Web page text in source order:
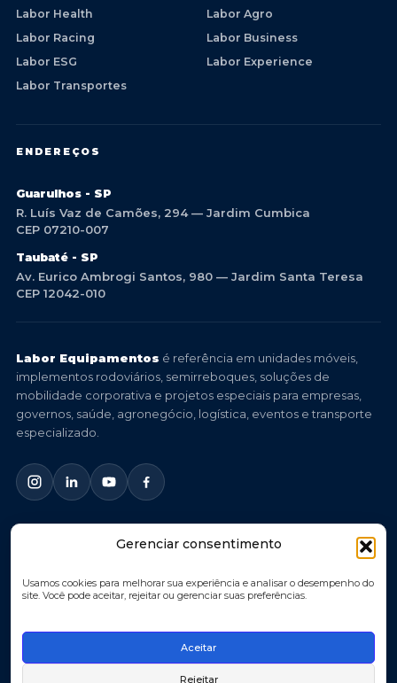
Gerenciar consentimento
Usamos cookies para melhorar sua experiência e analisar o desempenho do
site. Você pode aceitar, rejeitar ou gerenciar suas preferências.
Aceitar
Rejeitar
Labor Health
Labor Agro
Labor Racing
Labor Business
Labor ESG
Labor Experience
Labor Transportes
ENDEREÇOS
Guarulhos - SP
R. Luís Vaz de Camões, 294 — Jardim Cumbica
CEP 07210-007
Taubaté - SP
Av. Eurico Ambrogi Santos, 980 — Jardim Santa Teresa
CEP 12042-010
Labor Equipamentos é referência em unidades móveis,
implementos rodoviários, semirreboques, soluções de
mobilidade corporativa e projetos especiais para empresas,
governos, saúde, agronegócio, logística, eventos e transporte
especializado.
© 2026 Labor Equipamentos. Todos os direitos reservados.
Termos de Uso